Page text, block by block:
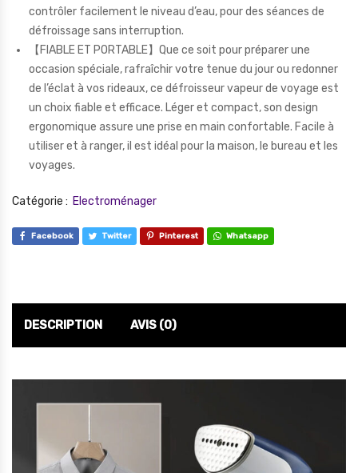
contrôler facilement le niveau d’eau, pour des séances de
défroissage sans interruption.
【FIABLE ET PORTABLE】Que ce soit pour préparer une
occasion spéciale, rafraîchir votre tenue du jour ou redonner
de l’éclat à vos rideaux, ce défroisseur vapeur de voyage est
un choix fiable et efficace. Léger et compact, son design
ergonomique assure une prise en main confortable. Facile à
utiliser et à ranger, il est idéal pour la maison, le bureau et les
voyages.
Catégorie : Electroménager
Facebook Twitter Pinterest Whatsapp
DESCRIPTION AVIS (0)